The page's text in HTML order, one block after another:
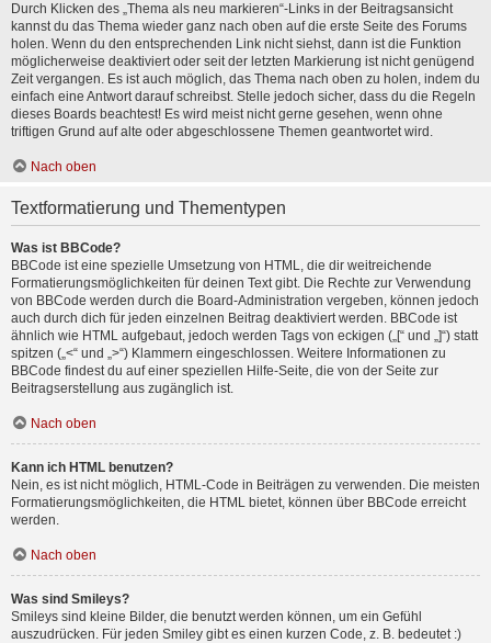
Durch Klicken des „Thema als neu markieren“-Links in der Beitragsansicht
kannst du das Thema wieder ganz nach oben auf die erste Seite des Forums
holen. Wenn du den entsprechenden Link nicht siehst, dann ist die Funktion
möglicherweise deaktiviert oder seit der letzten Markierung ist nicht genügend
Zeit vergangen. Es ist auch möglich, das Thema nach oben zu holen, indem du
einfach eine Antwort darauf schreibst. Stelle jedoch sicher, dass du die Regeln
dieses Boards beachtest! Es wird meist nicht gerne gesehen, wenn ohne
triftigen Grund auf alte oder abgeschlossene Themen geantwortet wird.
Nach oben
Textformatierung und Thementypen
Was ist BBCode?
BBCode ist eine spezielle Umsetzung von HTML, die dir weitreichende
Formatierungsmöglichkeiten für deinen Text gibt. Die Rechte zur Verwendung
von BBCode werden durch die Board-Administration vergeben, können jedoch
auch durch dich für jeden einzelnen Beitrag deaktiviert werden. BBCode ist
ähnlich wie HTML aufgebaut, jedoch werden Tags von eckigen („[“ und „]“) statt
spitzen („<“ und „>“) Klammern eingeschlossen. Weitere Informationen zu
BBCode findest du auf einer speziellen Hilfe-Seite, die von der Seite zur
Beitragserstellung aus zugänglich ist.
Nach oben
Kann ich HTML benutzen?
Nein, es ist nicht möglich, HTML-Code in Beiträgen zu verwenden. Die meisten
Formatierungsmöglichkeiten, die HTML bietet, können über BBCode erreicht
werden.
Nach oben
Was sind Smileys?
Smileys sind kleine Bilder, die benutzt werden können, um ein Gefühl
auszudrücken. Für jeden Smiley gibt es einen kurzen Code, z. B. bedeutet :)